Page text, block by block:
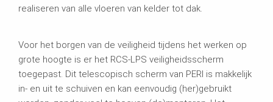
realiseren van alle vloeren van kelder tot dak.
Voor het borgen van de veiligheid tijdens het werken op
grote hoogte is er het RCS-LPS veiligheidsscherm
toegepast. Dit telescopisch scherm van PERI is makkelijk
in- en uit te schuiven en kan eenvoudig (her)gebruikt